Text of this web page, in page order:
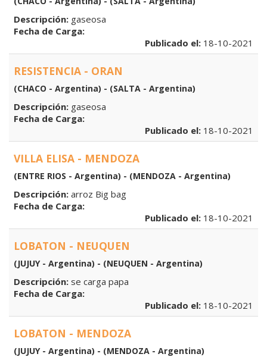
Descripción: gaseosa
Fecha de Carga:
Publicado el: 18-10-2021
RESISTENCIA - ORAN
(CHACO - Argentina) - (SALTA - Argentina)
Descripción: gaseosa
Fecha de Carga:
Publicado el: 18-10-2021
VILLA ELISA - MENDOZA
(ENTRE RIOS - Argentina) - (MENDOZA - Argentina)
Descripción: arroz Big bag
Fecha de Carga:
Publicado el: 18-10-2021
LOBATON - NEUQUEN
(JUJUY - Argentina) - (NEUQUEN - Argentina)
Descripción: se carga papa
Fecha de Carga:
Publicado el: 18-10-2021
LOBATON - MENDOZA
(JUJUY - Argentina) - (MENDOZA - Argentina)